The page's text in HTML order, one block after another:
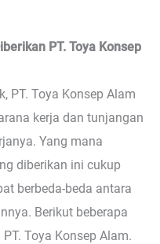
PT. Toya Konsep
PT. Toya Konsep Alam
kerja dan tunjangan
Yang mana
diberikan ini cukup
berbeda-beda antara
Berikut beberapa
Toya Konsep Alam.